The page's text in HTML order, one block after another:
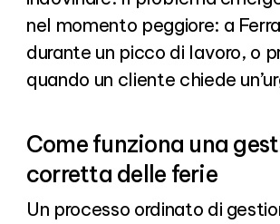
nel momento peggiore: a
durante un picco di lavoro, o
quando un cliente chiede
Come funziona una
corretta delle ferie
Un processo ordinato di